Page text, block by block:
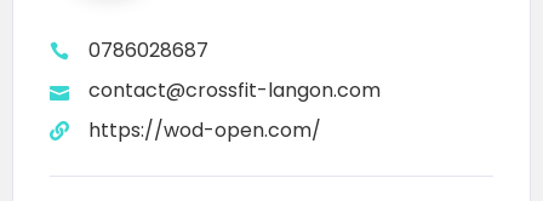
0786028687
contact@crossfit-langon.com
https://wod-open.com/